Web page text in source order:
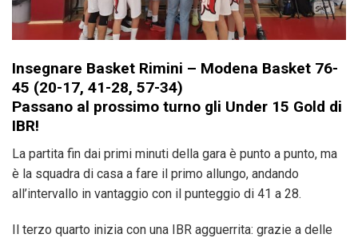
Insegnare Basket Rimini – Modena Basket 76-
45 (20-17, 41-28, 57-34)
Passano al prossimo turno gli Under 15 Gold di
IBR!
La partita fin dai primi minuti della gara è punto a punto, ma
è la squadra di casa a fare il primo allungo, andando
all’intervallo in vantaggio con il punteggio di 41 a 28.
Il terzo quarto inizia con una IBR agguerrita: grazie a delle